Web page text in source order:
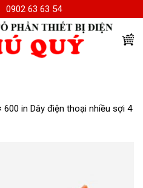
0902 63 63 54
600 in Dây điện thoại nhiều sợi 4